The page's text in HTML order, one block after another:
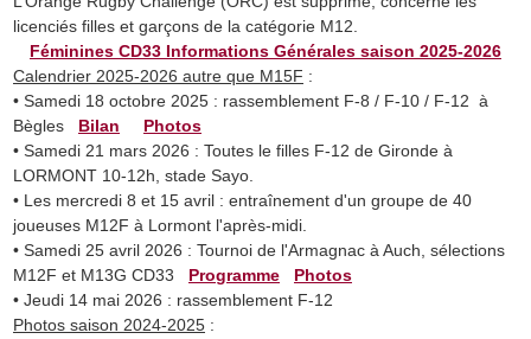
licenciés filles et garçons de la catégorie M12.
Féminines CD33 Informations Générales saison 2025-2026
Calendrier 2025-2026 autre que M15F :
• Samedi 18 octobre 2025 : rassemblement F-8 / F-10 / F-12 à
Bègles
Bilan
Photos
• Samedi 21 mars 2026 : Toutes le filles F-12 de Gironde à
LORMONT 10-12h, stade Sayo.
• Les mercredi 8 et 15 avril : entraînement d'un groupe de 40
joueuses M12F à Lormont l'après-midi.
• Samedi 25 avril 2026 : Tournoi de l'Armagnac à Auch, sélections
M12F et M13G CD33
Programme
Photos
• Jeudi 14 mai 2026 : rassemblement F-12
Photos saison 2024-2025 :